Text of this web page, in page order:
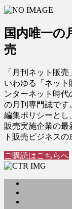
国内唯一
売
「月刊ネット販
いわゆる「ネット
ンターネット時
の月刊専門誌です
編集ポリシーとし
販売実施企業の最
ト販売ビジネス
ご購読はこちらへ